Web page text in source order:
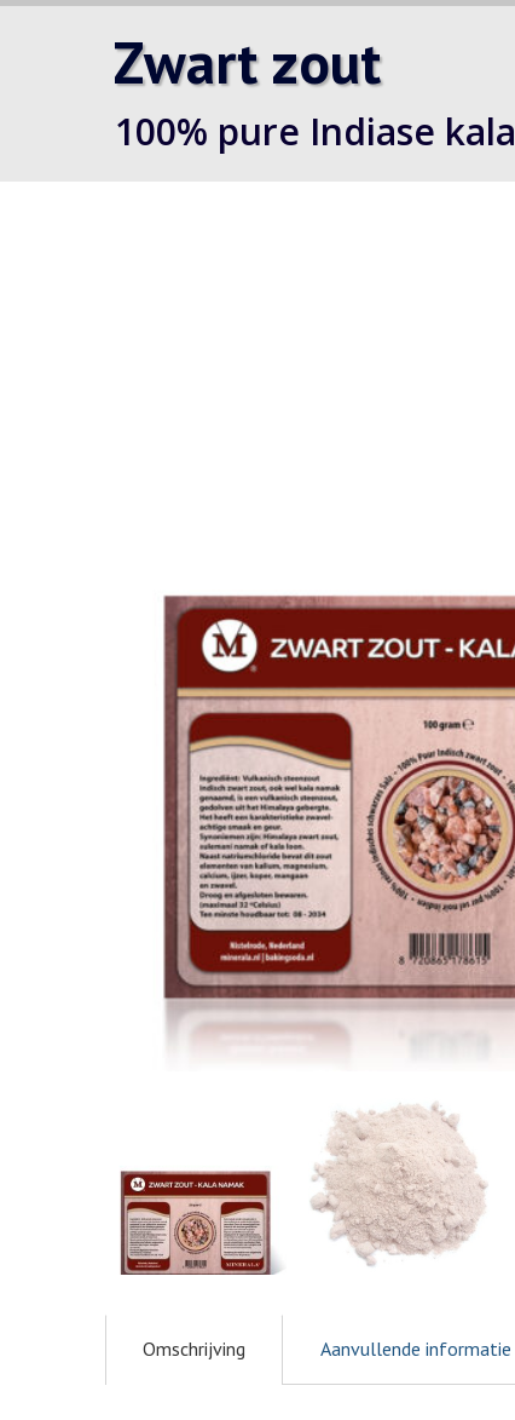
Zwart zout
100% pure Indiase
Omschrijving Aanvullende informatie